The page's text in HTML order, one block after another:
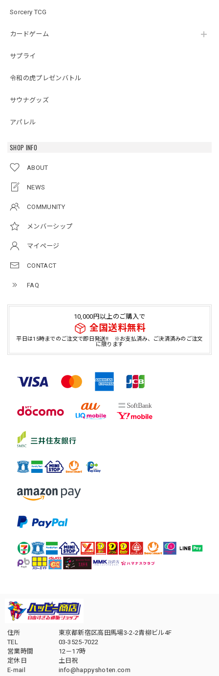
Sorcery TCG
カードゲーム
サプライ
令和の虎プレゼンバトル
サウナグッズ
アパレル
SHOP INFO
ABOUT
NEWS
COMMUNITY
メンバーシップ
マイページ
CONTACT
FAQ
10,000円以上のご購入で
全国送料無料
平日は15時までのご注文で即日発送!! ※お支払済み、ご決済済みのご注文
に限ります
住所
東京都新宿区高田馬場3-2-2青柳ビル4F
TEL
03-3525-7022
営業時間
12－17時
定休日
土日祝
E-mail
info@happyshoten.com